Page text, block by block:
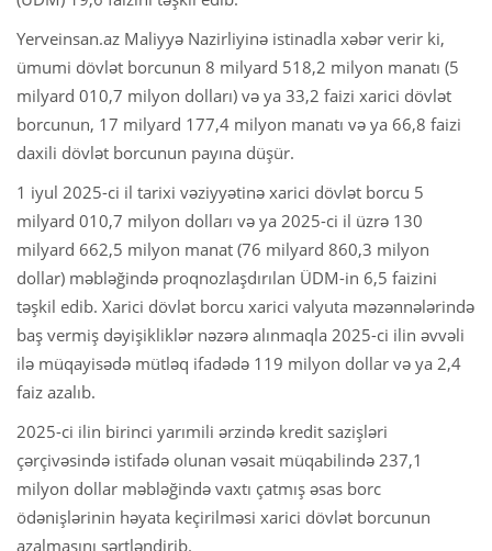
Yerveinsan.az Maliyyə Nazirliyinə istinadla xəbər verir ki,
ümumi dövlət borcunun 8 milyard 518,2 milyon manatı (5
milyard 010,7 milyon dolları) və ya 33,2 faizi xarici dövlət
borcunun, 17 milyard 177,4 milyon manatı və ya 66,8 faizi
daxili dövlət borcunun payına düşür.
1 iyul 2025-ci il tarixi vəziyyətinə xarici dövlət borcu 5
milyard 010,7 milyon dolları və ya 2025-ci il üzrə 130
milyard 662,5 milyon manat (76 milyard 860,3 milyon
dollar) məbləğində proqnozlaşdırılan ÜDM-in 6,5 faizini
təşkil edib. Xarici dövlət borcu xarici valyuta məzənnələrində
baş vermiş dəyişikliklər nəzərə alınmaqla 2025-ci ilin əvvəli
ilə müqayisədə mütləq ifadədə 119 milyon dollar və ya 2,4
faiz azalıb.
2025-ci ilin birinci yarımili ərzində kredit sazişləri
çərçivəsində istifadə olunan vəsait müqabilində 237,1
milyon dollar məbləğində vaxtı çatmış əsas borc
ödənişlərinin həyata keçirilməsi xarici dövlət borcunun
azalmasını şərtləndirib.